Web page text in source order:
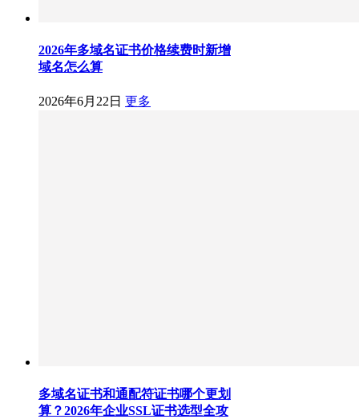
2026年多域名证书价格续费时新增
域名怎么算
2026年6月22日 更多
多域名证书和通配符证书哪个更划
算？2026年企业SSL证书选型全攻